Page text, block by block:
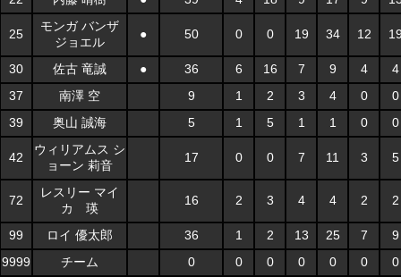
25
モンガ バンザ
ジョエル
● 50 0 0 19 34 12
30 佐古 竜誠 ● 36 6 16 7 9 4
4
37
南澤 空 9 1 2 3 4 0
0
39
奥山 誠海 5 1 5 1 1 0 0
42
ウィリアムス シ
ョーン 莉音
17 0 0 7 11 3 5
72
レスリー マイ
カ 瑛
16 2 3 4 4 2 2
99 ロイ 優太郎 36 1 2 13 25 7
9
9999
チーム 0 0 0 0 0 0 0